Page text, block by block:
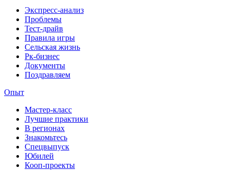
Экспресс-анализ
Проблемы
Тест-драйв
Правила игры
Сельская жизнь
Рк-бизнес
Документы
Поздравляем
Опыт
Мастер-класс
Лучшие практики
В регионах
Знакомьтесь
Спецвыпуск
Юбилей
Кооп-проекты